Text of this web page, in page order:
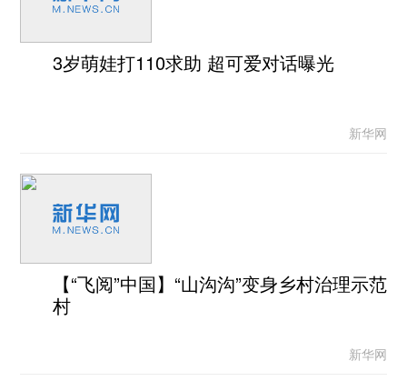
3岁萌娃打110求助 超可爱对话曝光
新华网
【“飞阅”中国】“山沟沟”变身乡村治理示范
村
新华网